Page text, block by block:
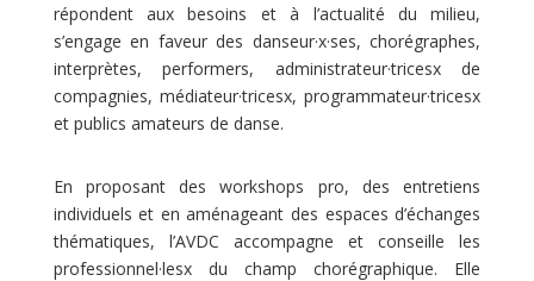
répondent aux besoins et à l’actualité du milieu,
s’engage en faveur des danseur·x·ses, chorégraphes,
interprètes, performers, administrateur·tricesx de
compagnies, médiateur·tricesx, programmateur·tricesx
et publics amateurs de danse.
En proposant des workshops pro, des entretiens
individuels et en aménageant des espaces d’échanges
thématiques, l’AVDC accompagne et conseille les
professionnel·lesx du champ chorégraphique. Elle